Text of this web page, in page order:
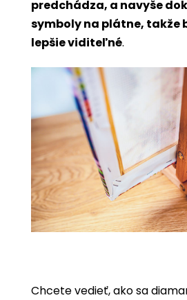
predchádza, a navyše
symboly na plátne, takže
lepšie viditeľné.
Chcete vedieť, ako sa